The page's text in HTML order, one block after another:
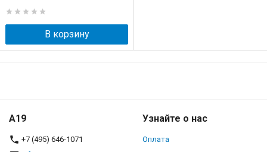
В корзину
A19
+7 (495) 646-1071
Узнайте о нас
Оплата